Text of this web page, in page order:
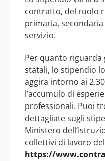
contratto, del ruolo
primaria, secondaria
servizio.
Per quanto riguarda
statali, lo stipendio
aggira intorno ai
l’accumulo di
professionali. Puoi
dettagliate sugli
Ministero
collettivi di lavoro
https://